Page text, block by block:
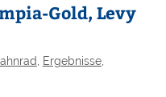
Gold, Levy
Ergebnisse,